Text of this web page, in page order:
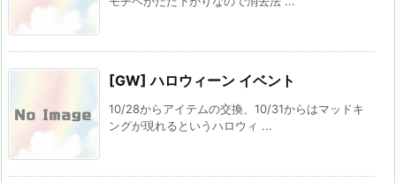
[GW] ハロウィーン イベント
10/28からアイテムの交換、10/31からはマッドキ
ングが現れるというハロウィ ...